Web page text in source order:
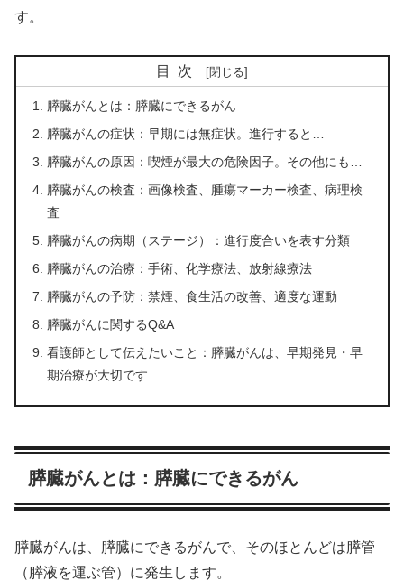
す。
目次
膵臓がんとは：膵臓にできるがん
膵臓がんの症状：早期には無症状。進行すると…
膵臓がんの原因：喫煙が最大の危険因子。その他にも…
膵臓がんの検査：画像検査、腫瘍マーカー検査、病理検
査
膵臓がんの病期（ステージ）：進行度合いを表す分類
膵臓がんの治療：手術、化学療法、放射線療法
膵臓がんの予防：禁煙、食生活の改善、適度な運動
膵臓がんに関するQ&A
看護師として伝えたいこと：膵臓がんは、早期発見・早
期治療が大切です
膵臓がんとは：膵臓にできるがん
膵臓がんは、膵臓にできるがんで、そのほとんどは膵管
（膵液を運ぶ管）に発生します。